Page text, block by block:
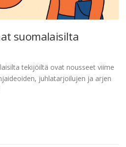
suomalaisilta
tekijöiltä ovat nousseet viime
juhlatarjoilujen ja arjen